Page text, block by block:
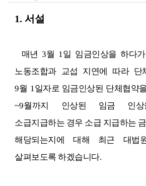
1. 서설
매년3월 1일 임금인상을 하다
노동조합과 교섭 지연에 따라 단
9월 1일자로 임금인상된 단체협약
~9월까지 인상된 임금 인상
소급지급하는 경우 소급 지급하는
해당되는지에 대해 최근 대법
살펴보도록 하겠습니다.